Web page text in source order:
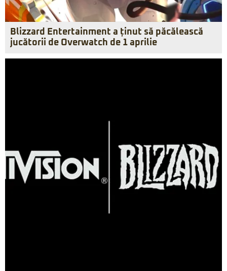
Blizzard Entertainment a ținut să păcălească
jucătorii de Overwatch de 1 aprilie